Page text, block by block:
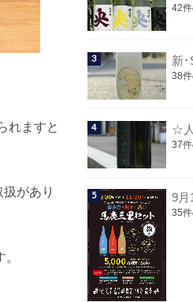
れますと
があり
42
新･
38
☆
37
9月
35